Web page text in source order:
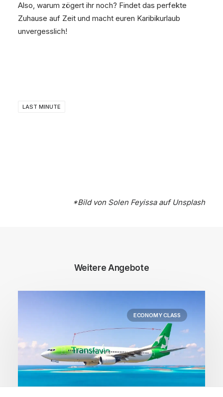
Also, warum zögert ihr noch? Findet das perfekte
Zuhause auf Zeit und macht euren Karibikurlaub
unvergesslich!
LAST MINUTE
*Bild von Solen Feyissaauf Unsplash
Weitere Angebote
ECONOMY CLASS